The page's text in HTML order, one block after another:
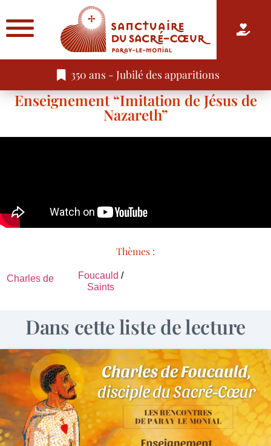
350 ans - Jubilé des apparitions
Enseignement “Imitation de Jésus de
Nazareth”
Thèmes :
Charles de Foucauld /
Saints
Dans cette liste de lecture